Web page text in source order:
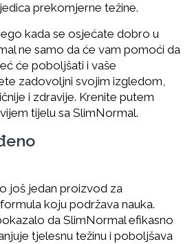
prekomjerne težine.
kada se osjećate dobro u
ne samo da će vam pomoći da
će poboljšati i vaše
zadovoljni svojim izgledom,
i zdravije. Krenite putem
tijelu sa SlimNormal.
još jedan proizvod za
koju podržava nauka.
da SlimNormal efikasno
tjelesnu težinu i poboljšava